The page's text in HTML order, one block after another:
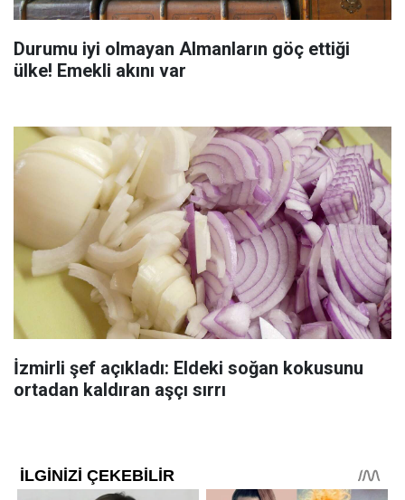
Durumu iyi olmayan Almanların göç ettiği
ülke! Emekli akını var
İzmirli şef açıkladı: Eldeki soğan kokusunu
ortadan kaldıran aşçı sırrı